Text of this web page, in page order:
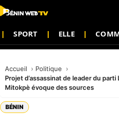
SPORT ELLE
Accueil
Politique
Projet d’assassinat de leader du
Mitokpè évoque des sources
BÉNIN